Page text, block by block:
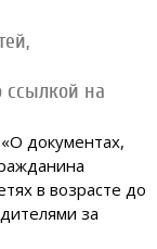
ссылкой на
документах,
в возрасте до
за